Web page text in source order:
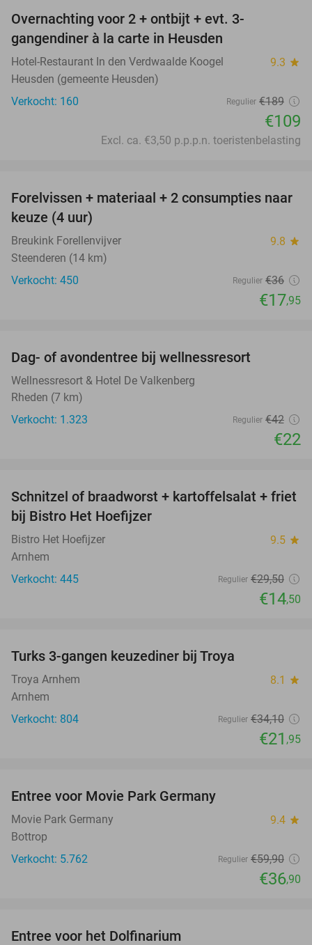
Overnachting voor 2 + ontbijt + evt. 3-
gangendiner à la carte in Heusden
Hotel-Restaurant In den Verdwaalde Koogel 9.3 star
Heusden (gemeente Heusden)
Verkocht: 160
Regulier €189
€109
Excl. ca. €3,50 p.p.p.n. toeristenbelasting
50%
Forelvissen + materiaal + 2 consumpties naar
keuze (4 uur)
Breukink Forellenvijver 9.8 star
Steenderen (14 km)
Verkocht: 450
Regulier €36
€17,95
Dag- of avondentree bij wellnessresort
Wellnessresort & Hotel De Valkenberg
Rheden (7 km)
Verkocht: 1.323
Regulier €42
€22
51%
Schnitzel of braadworst + kartoffelsalat + friet
bij Bistro Het Hoefijzer
Bistro Het Hoefijzer 9.5 star
Arnhem
Verkocht: 445
Regulier €29,50
€14,50
Turks 3-gangen keuzediner bij Troya
Troya Arnhem 8.1 star
Arnhem
Verkocht: 804
Regulier €34,10
€21 ,95
Entree voor Movie Park Germany
Movie Park Germany 9.4 star
Bottrop
Verkocht: 5.762
Regulier €59,90
€36,90
Entree voor het Dolfinarium